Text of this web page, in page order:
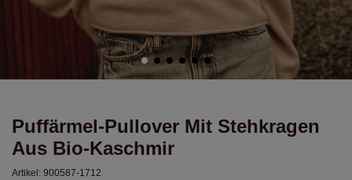
Puffärmel-Pullover Mit Stehkragen
Aus Bio-Kaschmir
Artikel: 900587-1712